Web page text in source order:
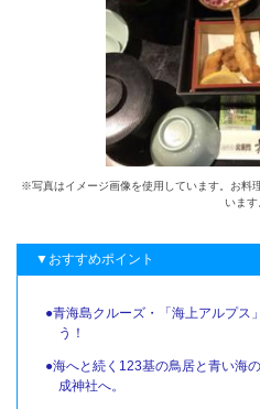
※写真はイメージ画像を使用しています。お料
います
▼おすすめポイント
●青海島クルーズ・「海上アルプス
う！
●海へと続く123基の鳥居と青い海
成神社へ。